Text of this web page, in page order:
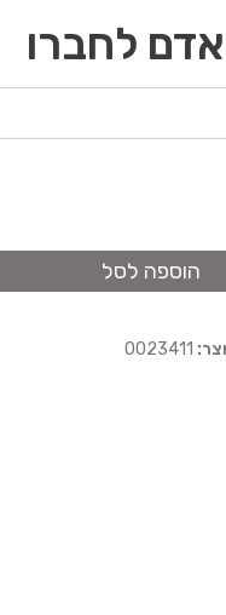
לחברו
הוספה לסל